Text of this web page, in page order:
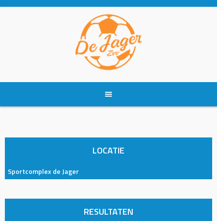
Skip
LOCATIE
Sportcomplex de Jager
RESULTATEN